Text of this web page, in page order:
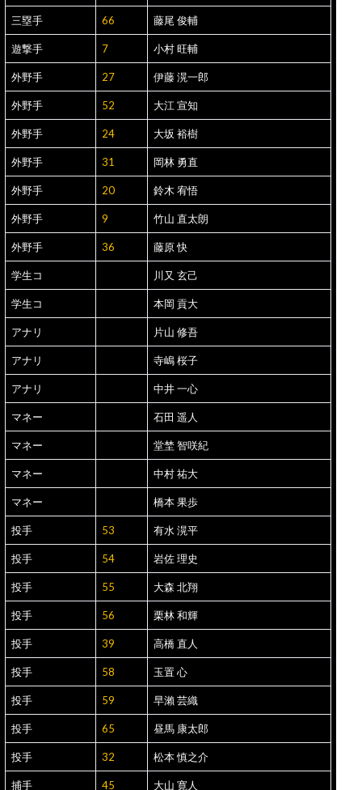
三塁手 66 藤尾 俊輔
遊撃手 7 小村 旺輔
外野手 27 伊藤 滉一郎
外野手 52 大江 宣知
外野手 24 大坂 裕樹
外野手 31 岡林 勇直
外野手 20 鈴木 宥悟
外野手 9 竹山 直太朗
外野手 36 藤原 快
学生コ 川又 玄己
学生コ 本岡 貢大
アナリ 片山 修吾
アナリ 寺嶋 桜子
アナリ 中井 一心
マネー 石田 遥人
マネー 堂埜 智咲紀
マネー 中村 祐大
マネー 橋本 果歩
投手 53 有水 滉平
投手 54 岩佐 理史
投手 55 大森 北翔
投手 56 栗林 和輝
投手 39 高橋 直人
投手 58 玉置 心
投手 59 早瀨 芸織
投手 65 昼馬 康太郎
投手 32 松本 慎之介
捕手 45 大山 寛人